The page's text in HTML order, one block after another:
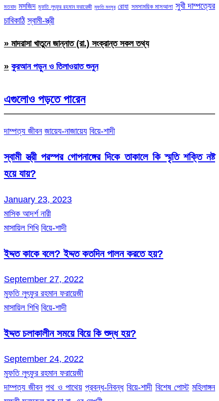
মতবাদ মসজিদ মুফতি লুৎফুর রহমান ফরায়েজী মুফতি মনসুর রোযা সমসাময়িক মাসআলা সুখী দাম্পত্যের
চাবিকাঠি স্বামী-স্ত্রী
» মাদরাসা খাতুনে জান্নাত (রা.) সংক্রান্ত সকল তথ্য
» কুরআন পড়ুন ও তিলাওয়াত শুনুন
এগুলোও পড়তে পারেন
দাম্পত্য জীবন জায়েয-নাজায়েয বিয়ে-শাদী
স্বামী স্ত্রী পরস্পর গোপনাঙ্গের দিকে তাকালে কি স্মৃতি শক্তি নষ্ট
হয়ে যায়?
January 23, 2023
মাসিক আদর্শ নারী
মাসায়িল শিখি বিয়ে-শাদী
ইদ্দত কাকে বলে? ইদ্দত কতদিন পালন করতে হয়?
September 27, 2022
মুফতি লুৎফুর রহমান ফরায়েজী
মাসায়িল শিখি বিয়ে-শাদী
ইদ্দত চলাকালীন সময়ে বিয়ে কি শুদ্ধ হয়?
September 24, 2022
মুফতি লুৎফুর রহমান ফরায়েজী
দাম্পত্য জীবন পথ ও পাথেয় প্রবন্ধ-নিবন্ধ বিয়ে-শাদী বিশেষ পোস্ট মহিলাঙ্গন